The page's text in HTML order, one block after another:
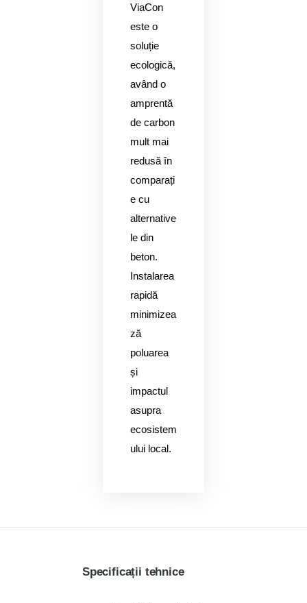
ViaCon
este o
soluție
ecologică,
având o
amprentă
de carbon
mult mai
redusă în
comparați
e cu
alternative
le din
beton.
Instalarea
rapidă
minimizea
ză
poluarea
și
impactul
asupra
ecosistem
ului local.
Specificații tehnice